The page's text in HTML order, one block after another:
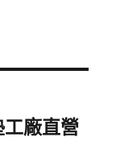
廠直營